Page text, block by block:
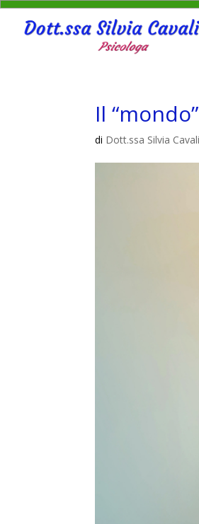
Il
di Dott.ssa Silvia